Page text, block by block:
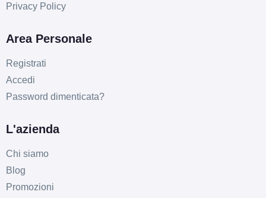
Privacy Policy
Area Personale
Registrati
Accedi
Password dimenticata?
L'azienda
Chi siamo
Blog
Promozioni